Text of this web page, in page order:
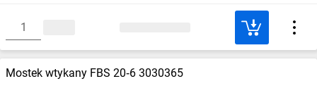
Mostek wtykany FBS 20‑6 3030365